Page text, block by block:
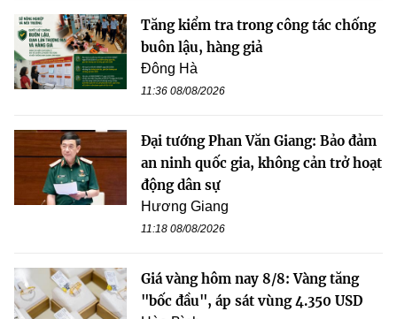
Tăng kiểm tra trong công tác chống
buôn lậu, hàng giả
Đông Hà
11:36 08/08/2026
Đại tướng Phan Văn Giang: Bảo đảm
an ninh quốc gia, không cản trở hoạt
động dân sự
Hương Giang
11:18 08/08/2026
Giá vàng hôm nay 8/8: Vàng tăng
"bốc đầu", áp sát vùng 4.350 USD